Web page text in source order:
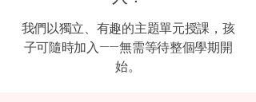
我們以獨立、有趣的主題單元授課，孩
子可隨時加入——無需等待整個學期開
始。